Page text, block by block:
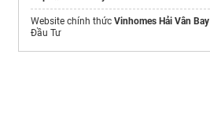
Website chính thức Vinhomes Hải Vân Bay
Đầu Tư